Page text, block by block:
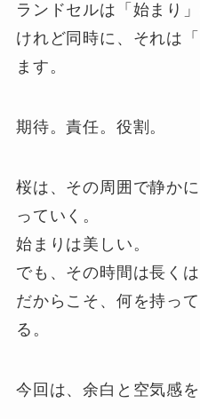
ランドセルは「始まり」
けれど同時に、それは
ます。
期待。責任。役割。
桜は、その周囲で静か
っていく。
始まりは美しい。
でも、その時間は長くは
だからこそ、何を持っ
る。
今回は、余白と空気感